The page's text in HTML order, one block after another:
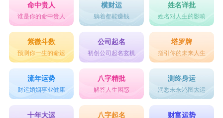
命中贵人
谁是你的命中贵人
横财运
躺着都能赚钱
姓名详批
姓名对人生的影响
紫微斗数
预测你一生的命运
公司起名
初创公司起名玄机
塔罗牌
指引你的未来人生
流年运势
财运婚姻事业健康
八字精批
解答人生困惑
测终身运
洞悉未来鸿图大运
十年大运 八字起名 财富运势